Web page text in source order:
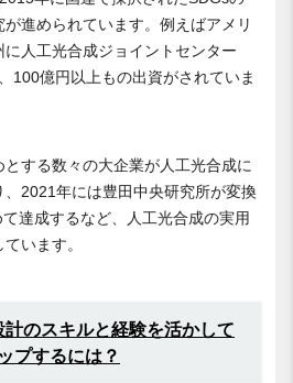
進められています。例えばアメリ
人工光合成ジョイントセンター
100億円以上もの出資がされていま
する数々の大企業が人工光合成に
2021年には豊田中央研究所が変換
達成するなど、人工光合成の実用
います。
計のスキルと経験を活かして
プするには？